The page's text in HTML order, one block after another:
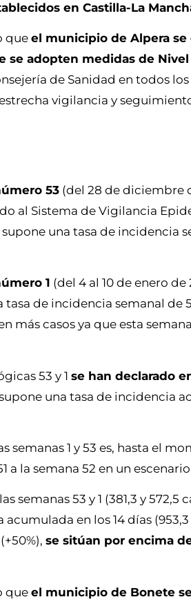
en Castilla-La
que el municipio de Alpera
se adopten medidas de Nivel
de Sanidad en todos
vigilancia y
53 (del 28 de diciembre
al Sistema de Vigilancia
una tasa de incidencia
1 (del 4 al 10 de enero
tasa de incidencia semanal de
más casos ya que esta
53 y 1 se han declarado
una tasa de incidencia
semanas 1 y 53 es, hasta el
a la semana 52 en un
semanas 53 y 1 (381,3 y 572,5
en los 14 días
se sitúan por encima
que el municipio de Bonete